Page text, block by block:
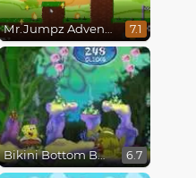
Mr.Jumpz Adventureland 7.1
Bikini Bottom Button Bash 6.7